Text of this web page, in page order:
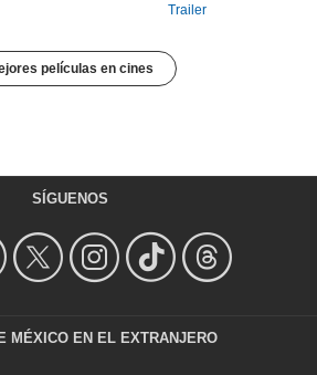
Trailer
películas en cines
SÍGUENOS
MÉXICO EN EL EXTRANJERO